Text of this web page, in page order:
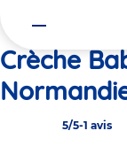
Crèche
5/5-1 avis